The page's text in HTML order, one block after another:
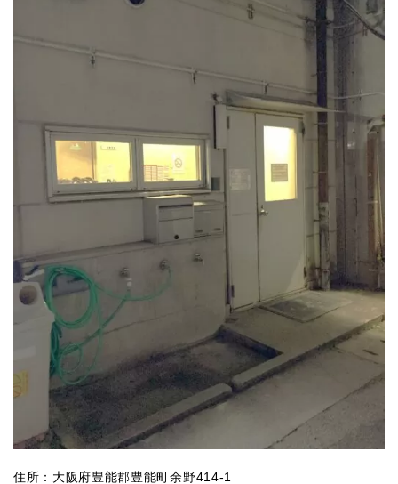
住所：大阪府豊能郡豊能町余野414-1